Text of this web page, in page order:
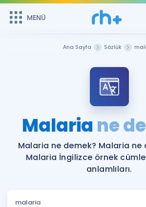
MENÜ
ÜYE DEĞİLİM
Sepetin Şu An Boş.
Remzi Hoca ile seni sınava hazırlayacak
bekliyor!
MENÜ
Faydalı Araçlar
Hakkımızda
Ana Sayfa Sözlük
Malaria ne
Malaria ne demek? Malaria ne
Malaria İngilizce örnek
anlamlıları.